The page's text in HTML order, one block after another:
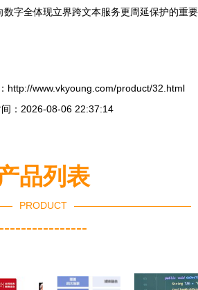
字全体现立界跨文本服务更周延保护的重要
http://www.vkyoung.com/product/32.html
：2026-08-06 22:37:14
品列表
PRODUCT
----------------